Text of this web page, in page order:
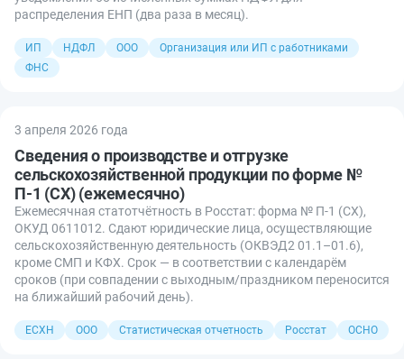
распределения ЕНП (два раза в месяц).
ИП НДФЛ ООО
Организация или ИП с работниками
ФНС
3 апреля 2026 года
Сведения о производстве и отгрузке
сельскохозяйственной продукции по форме №
П-1 (СХ) (ежемесячно)
Ежемесячная статотчётность в Росстат: форма № П-1 (СХ),
ОКУД 0611012. Сдают юридические лица, осуществляющие
сельскохозяйственную деятельность (ОКВЭД2 01.1–01.6),
кроме СМП и КФХ. Срок — в соответствии с календарём
сроков (при совпадении с выходным/праздником переносится
на ближайший рабочий день).
ЕСХН ООО Статистическая отчетность Росстат ОСНО